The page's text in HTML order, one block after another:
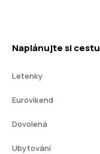
Naplánujte si cestu
Letenky
Eurovíkend
Dovolená
Ubytování